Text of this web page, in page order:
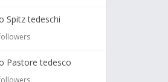
Spitz tedeschi
Pastore tedesco